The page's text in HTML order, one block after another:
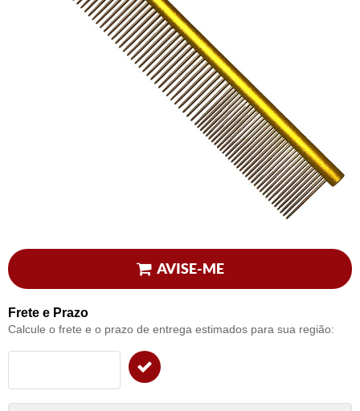
AVISE-ME
Frete e Prazo
Calcule o frete e o prazo de entrega estimados para sua região: